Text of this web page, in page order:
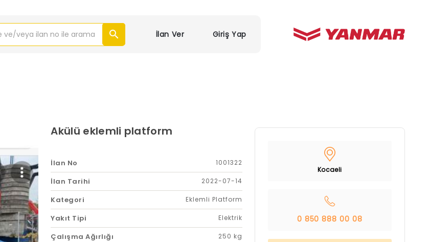
İlan Ver Giriş Yap
Akülü eklemli platform
İlan No 1001322
İlan Tarihi 2022-07-14
Kategori Eklemli Platform
Yakıt Tipi Elektrik
Çalışma Ağırlığı 250 kg
Kocaeli
0 850 888 00 08